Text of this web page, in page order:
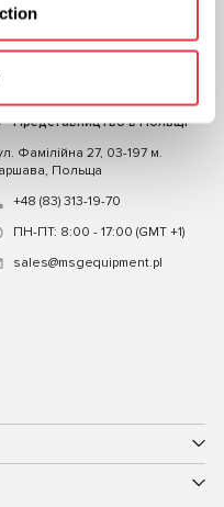
Представництво в Польщі
Фамілійна 27, 03-197 м.
Польща
+48 (83) 313-19-70
ПН-ПТ: 8:00 - 17:00 (GMT +1)
sales@msgequipment.pl